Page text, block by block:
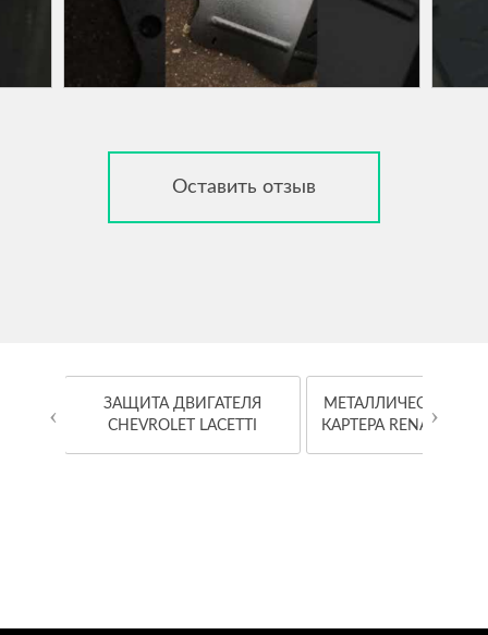
Оставить отзыв
ЗАЩИТА ДВИГАТЕЛЯ
CHEVROLET LACETTI
МЕТАЛЛИЧЕСКАЯ
КАРТЕРА RENAULT
‹ ›